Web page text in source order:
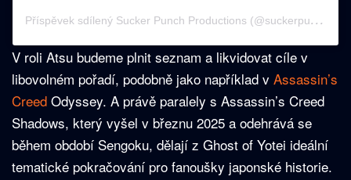
P
říspěvek sdílený Sucker Punch Productions (@suckerpunchprod)
V roli Atsu budeme plnit seznam a likvidovat cíle v
libovolném pořadí, podobně jako například v Assassin’s
Creed Odyssey. A právě paralely s Assassin’s Creed
Shadows, který vyšel v březnu 2025 a odehrává se
během období Sengoku, dělají z Ghost of Yotei ideální
tematické pokračování pro fanoušky japonské historie.